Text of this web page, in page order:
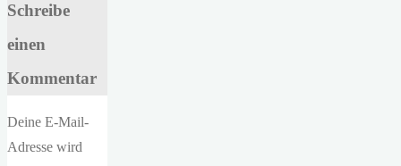
Schreibe
einen
Kommentar
Deine E-Mail-
Adresse wird